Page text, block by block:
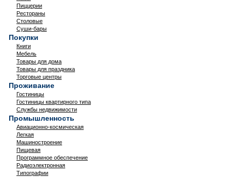
Пиццерии
Рестораны
Столовые
Суши-бары
Покупки
Книги
Мебель
Товары для дома
Товары для праздника
Торговые центры
Проживание
Гостиницы
Гостиницы квартирного типа
Службы недвижимости
Промышленность
Авиационно-космическая
Легкая
Машиностроение
Пищевая
Программное обеспечение
Радиоэлектронная
Типографии